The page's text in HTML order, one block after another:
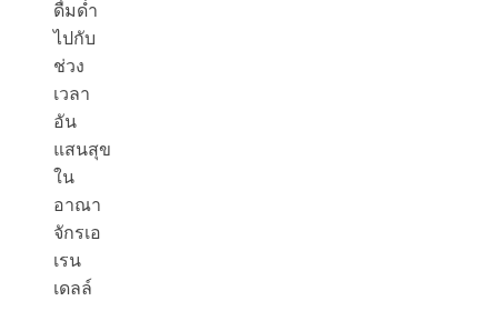
ดื่มด่ำ
ไปกับ
ช่วง
เวลา
อัน
แสนสุข
ใน
อาณา
จักรเอ
เรน
เดลล์